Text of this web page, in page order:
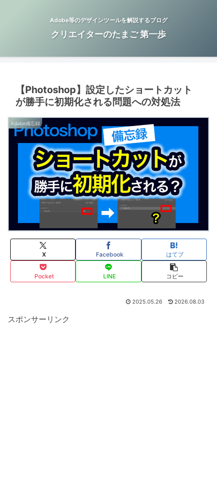
Adobe等のデザインツールを解説するブログ
クリエイターのたまご 第一歩
【Photoshop】設定したショートカット
が勝手に初期化される問題への対処法
Adobe備忘録
X Facebook はてブ
Pocket LINE コピー
2025.05.26 2026.08.03
スポンサーリンク